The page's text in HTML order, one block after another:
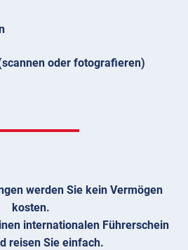
oder fotografieren)
werden Sie kein Vermögen
kosten.
internationalen Führerschein
reisen Sie einfach.